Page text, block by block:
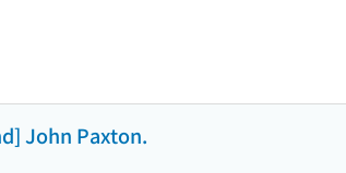
John Paxton.